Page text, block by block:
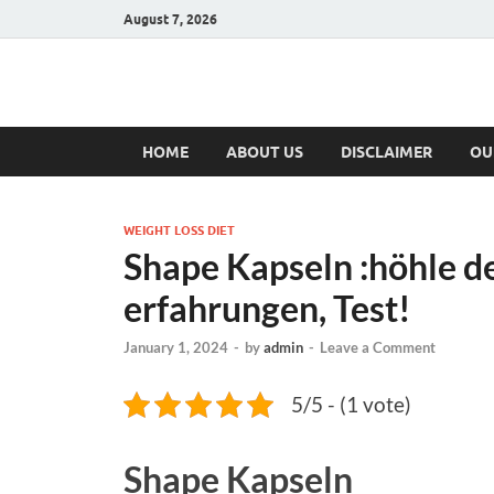
August 7, 2026
Hulk
HOME ABOUT US DISCLAIMER
WEIGHT LOSS DIET
Shape Kapseln :höhle
erfahrungen, Test!
January 1, 2024 - byadmin - Leave a Comment
5/5 - (1 vote)
Shape Kapseln